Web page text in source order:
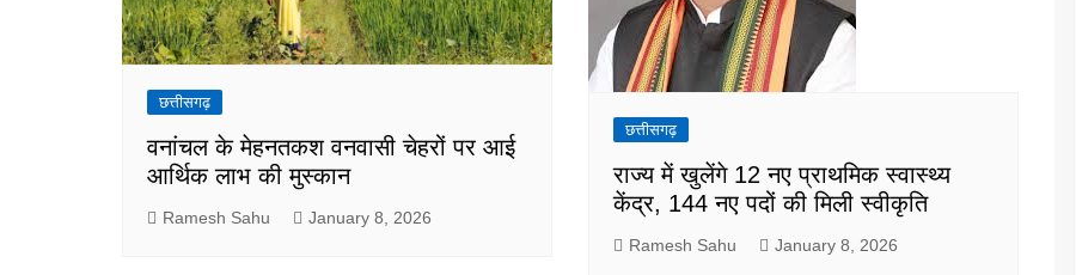
छत्तीसगढ़
वनांचल के मेहनतकश वनवासी चेहरों पर आई
आर्थिक लाभ की मुस्कान
Ramesh Sahu January 8, 2026
छत्तीसगढ़
राज्य में खुलेंगे 12 नए प्राथमिक स्वास्थ्य
केंद्र, 144 नए पदों की मिली स्वीकृति
Ramesh Sahu January 8, 2026